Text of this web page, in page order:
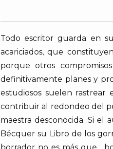
Todo escritor guarda en
acariciados, que
porque otros
definitivamente planes y
estudiosos suelen
contribuir al redondeo del
maestra desconocida. Si el
Bécquer su Libro de los